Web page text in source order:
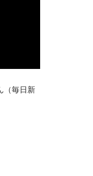
（毎日新